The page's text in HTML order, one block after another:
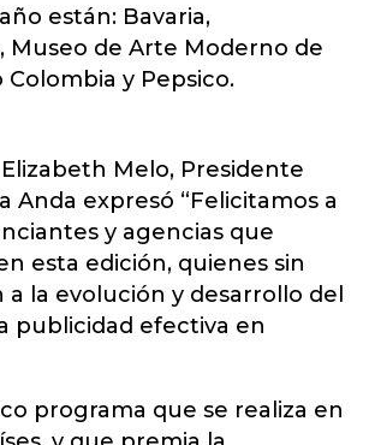
están: Bavaria,
Museo de Arte Moderno de
Colombia y Pepsico.
Melo, Presidente
Anda expresó “Felicitamos a
y agencias que
esta edición, quienes sin
la evolución y desarrollo del
publicidad efectiva en
programa que se realiza en